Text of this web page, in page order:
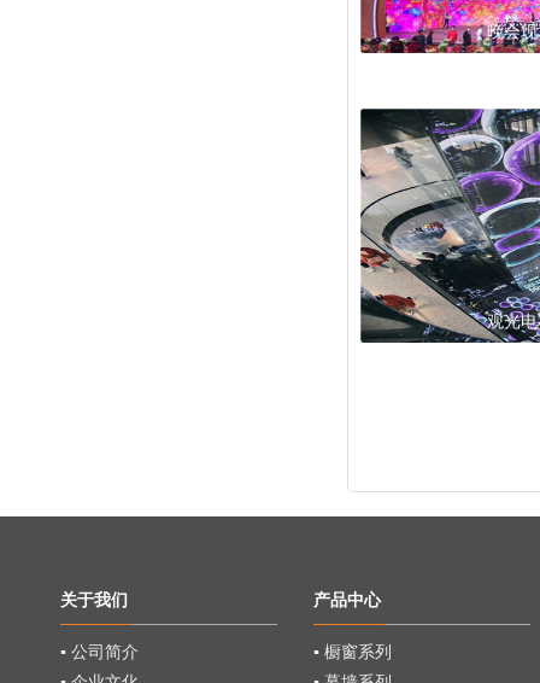
晚会现
观光电
关于我们
▪ 公司简介
产品中心
▪ 橱窗系列